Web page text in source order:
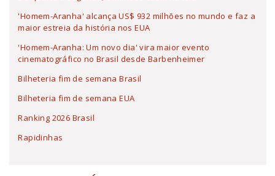
'Homem-Aranha' alcança US$ 932 milhões no mundo e faz a
maior estreia da história nos EUA
'Homem-Aranha: Um novo dia' vira maior evento
cinematográfico no Brasil desde Barbenheimer
Bilheteria fim de semana Brasil
Bilheteria fim de semana EUA
Ranking 2026 Brasil
Rapidinhas